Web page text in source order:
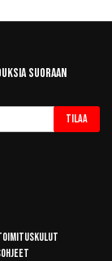
suoraan
Tilaa